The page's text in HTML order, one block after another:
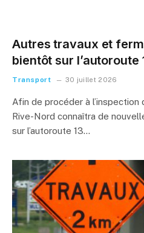
Autres travaux et
bientôt sur l’autoroute
Transport 30 juillet 2026
Afin de procéder à
Rive-Nord connaîtra de
sur l’autoroute 13…